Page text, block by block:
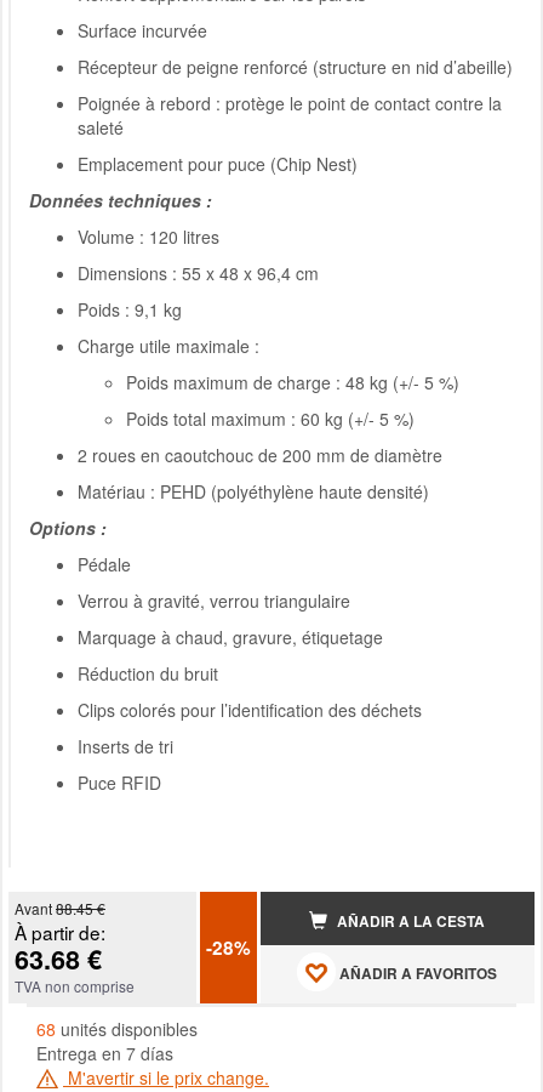
Surface incurvée
Récepteur de peigne renforcé (structure en nid d’abeille)
Poignée à rebord : protège le point de contact contre la
saleté
Emplacement pour puce (Chip Nest)
Données techniques :
Volume : 120 litres
Dimensions : 55 x 48 x 96,4 cm
Poids : 9,1 kg
Charge utile maximale :
Poids maximum de charge : 48 kg (+/- 5 %)
Poids total maximum : 60 kg (+/- 5 %)
2 roues en caoutchouc de 200 mm de diamètre
Matériau : PEHD (polyéthylène haute densité)
Options :
Pédale
Verrou à gravité, verrou triangulaire
Marquage à chaud, gravure, étiquetage
Réduction du bruit
Clips colorés pour l’identification des déchets
Inserts de tri
Puce RFID
Avant88.45 €
À partir de:
63.68 €
TVA non comprise
-28%
AÑADIR A LA CESTA
AÑADIR A FAVORITOS
68 unités disponibles
Entrega en 7 días
M'avertir si le prix change.